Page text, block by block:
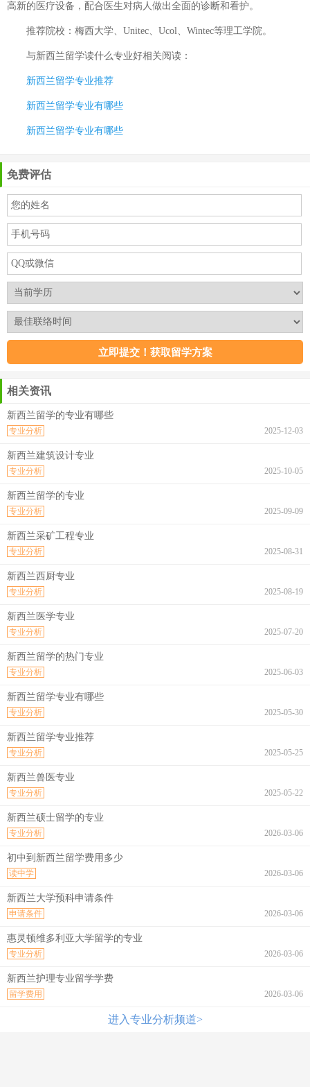
高新的医疗设备，配合医生对病人做出全面的诊断和看护。
推荐院校：梅西大学、Unitec、Ucol、Wintec等理工学院。
与新西兰留学读什么专业好相关阅读：
新西兰留学专业推荐
新西兰留学专业有哪些
新西兰留学专业有哪些
免费评估
相关资讯
新西兰留学的专业有哪些
2025-12-03
专业分析
新西兰建筑设计专业
2025-10-05
专业分析
新西兰留学的专业
2025-09-09
专业分析
新西兰采矿工程专业
2025-08-31
专业分析
新西兰西厨专业
2025-08-19
专业分析
新西兰医学专业
2025-07-20
专业分析
新西兰留学的热门专业
2025-06-03
专业分析
新西兰留学专业有哪些
2025-05-30
专业分析
新西兰留学专业推荐
2025-05-25
专业分析
新西兰兽医专业
2025-05-22
专业分析
新西兰硕士留学的专业
2026-03-06
专业分析
初中到新西兰留学费用多少
2026-03-06
读中学
新西兰大学预科申请条件
2026-03-06
申请条件
惠灵顿维多利亚大学留学的专业
2026-03-06
专业分析
新西兰护理专业留学学费
2026-03-06
留学费用
进入专业分析频道>